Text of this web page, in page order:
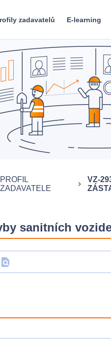
zadavatelů E-learning
PROFIL
ZADAVATELE
keyboard_arrow_right
VZ-
sanitních
find_in_page